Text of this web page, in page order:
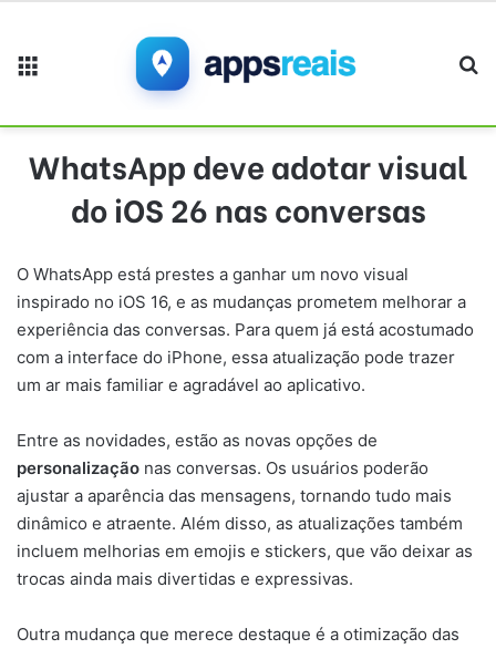
WhatsApp deve adotar visual
do iOS 26 nas conversas
O WhatsApp está prestes a ganhar um novo visual
inspirado no iOS 16, e as mudanças prometem melhorar a
experiência das conversas. Para quem já está acostumado
com a interface do iPhone, essa atualização pode trazer
um ar mais familiar e agradável ao aplicativo.
Entre as novidades, estão as novas opções de
personalização nas conversas. Os usuários poderão
ajustar a aparência das mensagens, tornando tudo mais
dinâmico e atraente. Além disso, as atualizações também
incluem melhorias em emojis e stickers, que vão deixar as
trocas ainda mais divertidas e expressivas.
Outra mudança que merece destaque é a otimização das